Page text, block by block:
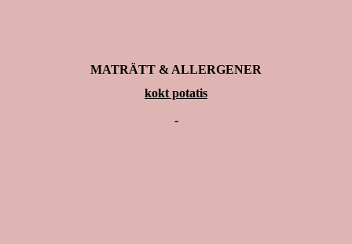
MATRÄTT & ALLERGENER
kokt potatis
-